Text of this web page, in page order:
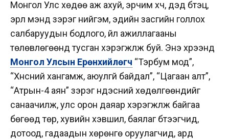
Монгол Улс хөдөө аж ахуй, эрчим хүч, дэд бүтэц,
эрүүл мэнд зэрэг нийгэм, эдийн засгийн голлох
салбаруудын бодлого, үйл ажиллагааны
төлөвлөгөөнд тусган хэрэгжүүлж буй. Энэ хүрээнд
Монгол Улсын Ерөнхийлөгч “Тэрбум мод”,
“Хүнсний хангамж, аюулгүй байдал”, “Цагаан алт”,
“Атрын-4 аян” зэрэг үндэсний хөдөлгөөнүүдийг
санаачилж, улс орон даяар хэрэгжүүлж байгаа
бөгөөд төр, хувийн хэвшил, баялаг бүтээгчид,
дотоод, гадаадын хөрөнгө оруулагчид, ард